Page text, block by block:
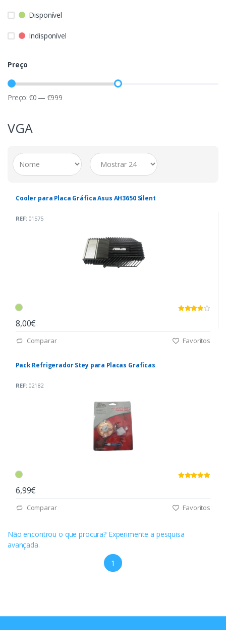
Disponível
Indisponível
Preço
Preço:€0 — €999
VGA
Cooler para Placa Gráfica Asus AH3650 Silent
REF:01575
8,00€
Comparar Favoritos
Pack Refrigerador Stey para Placas Graficas
REF:02182
6,99€
Comparar Favoritos
Não encontrou o que procura? Experimente a pesquisa
avançada.
1